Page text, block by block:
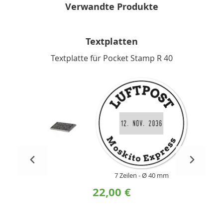
Verwandte Produkte
Textplatten
Textplatte für Pocket Stamp R 40
7 Zeilen Ø 40 mm
22,00 €